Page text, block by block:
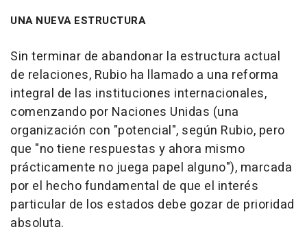
UNA NUEVA ESTRUCTURA
Sin terminar de abandonar la estructura actual
de relaciones, Rubio ha llamado a una reforma
integral de las instituciones internacionales,
comenzando por Naciones Unidas (una
organización con "potencial", según Rubio, pero
que "no tiene respuestas y ahora mismo
prácticamente no juega papel alguno"), marcada
por el hecho fundamental de que el interés
particular de los estados debe gozar de prioridad
absoluta.